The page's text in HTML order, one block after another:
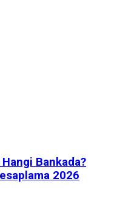
Bankada?
2026